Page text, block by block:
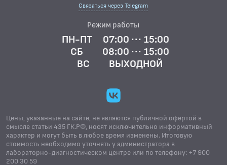
Связаться через Telegram
Режим работы
ПН-ПТ
07:00 ··· 15:00
СБ
08:00 ··· 15:00
ВС
ВЫХОДНОЙ
Цены, указанные на сайте, не являются публичной офертой в
смысле статьи 435 ГК.РФ, носят исключительно информативный
характер и могут быть в любое время изменены. Итоговую
стоимость необходимо уточнять у администратора в
лабораторно-диагностическом центре или по телефону: +7 900
200 30 59